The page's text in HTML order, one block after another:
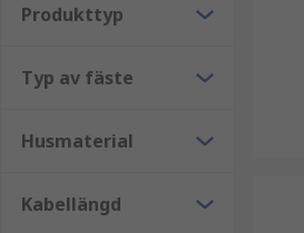
Ultraljudsnivåsensorer
Ultraljudsnivåsensorer
sensorn som sedan
och temperatur.
Produkttyp
Typ av fäste
Husmaterial
Kabellängd